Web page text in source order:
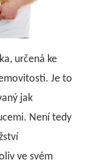
určená ke
Je to
jak
Není tedy
ve svém